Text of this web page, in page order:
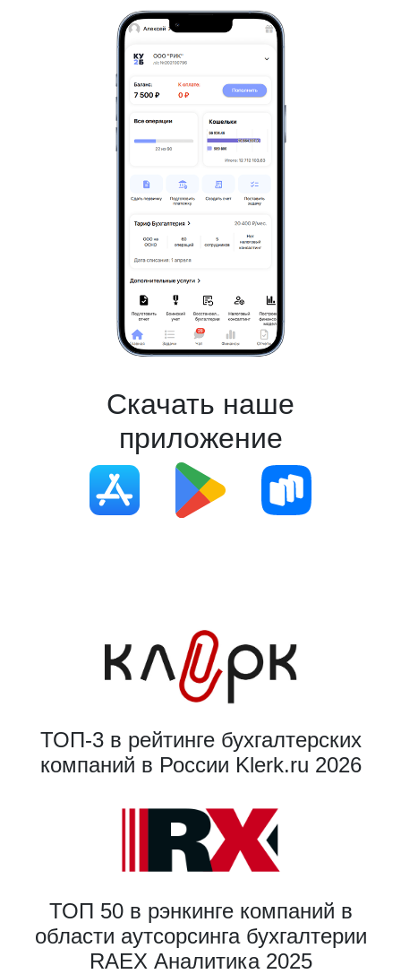
Скачать наше
приложение
ТОП-3 в рейтинге бухгалтерских
компаний в России Klerk.ru 2026
ТОП 50 в рэнкинге компаний в
области аутсорсинга бухгалтерии
RAEX Аналитика 2025